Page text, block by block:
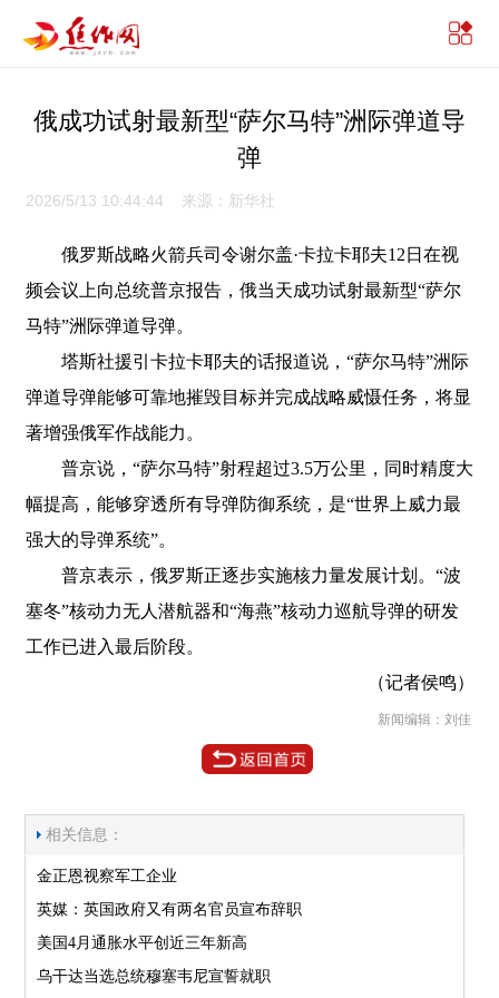
俄成功试射最新型“萨尔马特”洲际弹道导
弹
2026/5/13 10:44:44 来源：新华社
俄罗斯战略火箭兵司令谢尔盖·卡拉卡耶夫12日在视
频会议上向总统普京报告，俄当天成功试射最新型“萨尔
马特”洲际弹道导弹。
塔斯社援引卡拉卡耶夫的话报道说，“萨尔马特”洲际
弹道导弹能够可靠地摧毁目标并完成战略威慑任务，将显
著增强俄军作战能力。
普京说，“萨尔马特”射程超过3.5万公里，同时精度大
幅提高，能够穿透所有导弹防御系统，是“世界上威力最
强大的导弹系统”。
普京表示，俄罗斯正逐步实施核力量发展计划。“波
塞冬”核动力无人潜航器和“海燕”核动力巡航导弹的研发
工作已进入最后阶段。
（记者侯鸣）
新闻编辑：刘佳
相关信息：
金正恩视察军工企业
英媒：英国政府又有两名官员宣布辞职
美国4月通胀水平创近三年新高
乌干达当选总统穆塞韦尼宣誓就职